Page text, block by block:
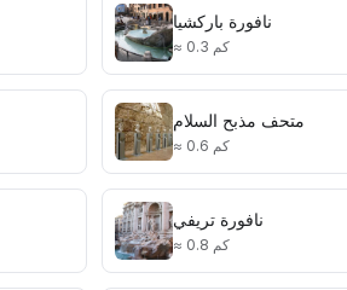
نافورة باركشيا
≈ 0.3 كم
متحف مذبح السلام
≈ 0.6 كم
نافورة تريفي
≈ 0.8 كم